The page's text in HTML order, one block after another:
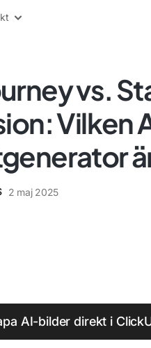
vs.
Vilken
2 maj 2025
AI-bilder direkt i